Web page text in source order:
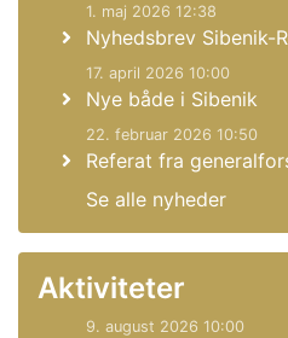
1. maj 2026 12:38
Nyhedsbrev Sibenik-
17. april 2026 10:00
Nye både i Sibenik
22. februar 2026 10:50
Referat fra
Se alle nyheder
Aktiviteter
9. august 2026 10:00